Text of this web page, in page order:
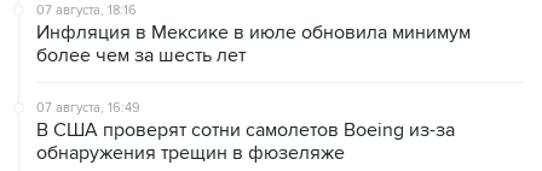
07 августа, 18:16
Инфляция в Мексике в июле обновила минимум
более чем за шесть лет
07 августа, 16:49
В США проверят сотни самолетов Boeing из-за
обнаружения трещин в фюзеляже